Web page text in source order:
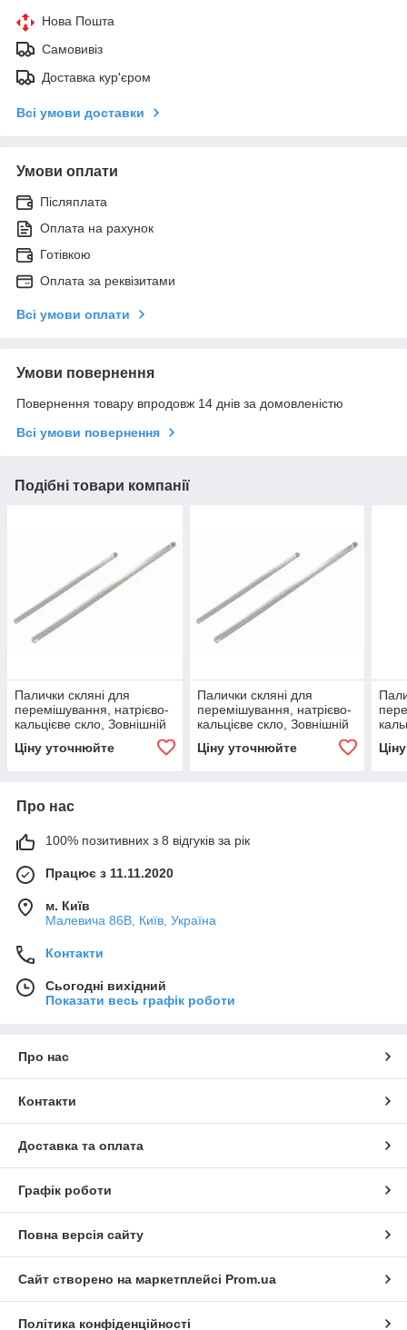
Нова Пошта
Самовивіз
Доставка кур'єром
Всі умови доставки
Умови оплати
Післяплата
Оплата на рахунок
Готівкою
Оплата за реквізитами
Всі умови оплати
Умови повернення
Повернення товару впродовж 14 днів за домовленістю
Всі умови повернення
Подібні товари компанії
Палички скляні для
перемішування, натрієво-
кальцієве скло, Зовнішній
200 мм, ,
Ціну уточнюйте
Палички скляні для
перемішування, натрієво-
кальцієве скло, Зовнішній
150 мм ,
Ціну уточнюйте
200
Про нас
100% позитивних з 8 відгуків за рік
Працює з 11.11.2020
м. Київ
Малевича 86В, Київ, Україна
Контакти
Сьогодні вихідний
Показати весь графік роботи
Про нас
Контакти
Доставка та оплата
Графік роботи
Повна версія сайту
Сайт створено на маркетплейсі Prom.ua
Політика конфіденційності